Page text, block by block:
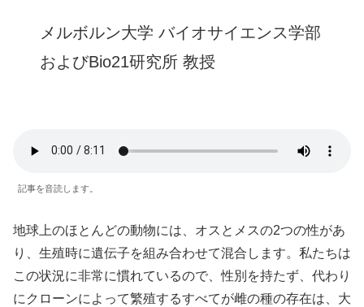
メルボルン大学 バイオサイエンス学部
およびBio21研究所 教授
記事を音読します。
地球上のほとんどの動物には、オスとメスの2つの性があ
り、生殖時に遺伝子を組み合わせて混合します。私たちは
この状況に非常に慣れているので、性別を持たず、代わり
にクローンによって繁殖するすべてが雌の種の存在は、大